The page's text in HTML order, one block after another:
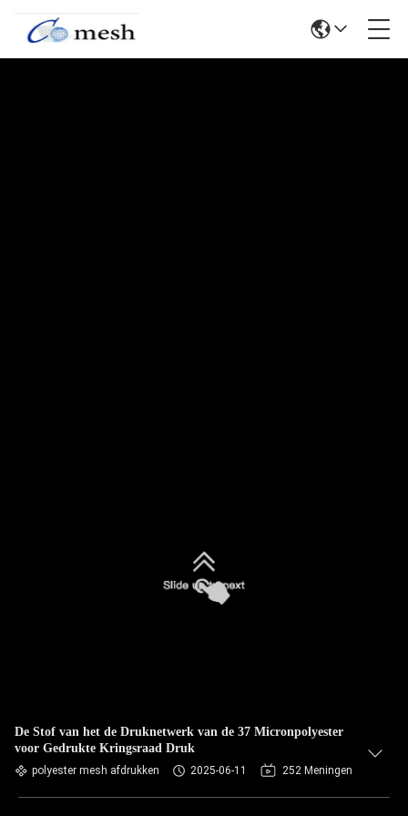
De Stof van het de Druknetwerk van de 37 Micronpolyester
voor Gedrukte Kringsraad Druk
polyester mesh afdrukken 2025-06-11 252 Meningen